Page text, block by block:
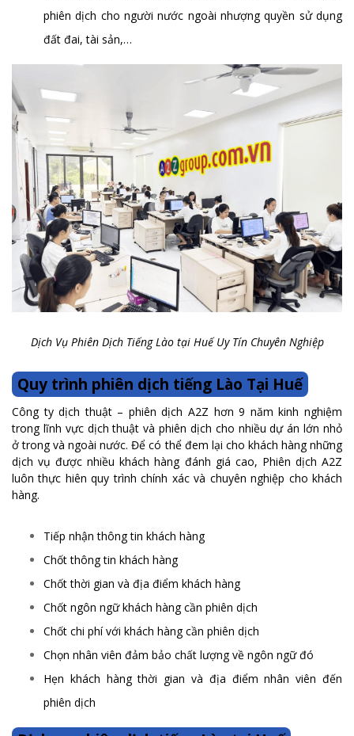
phiên dịch cho người nước ngoài nhượng quyền sử dụng
đất đai, tài sản,…
Dịch Vụ Phiên Dịch Tiếng Lào tại Huế Uy Tín Chuyên Nghiệp
Quy trình phiên dịch tiếng Lào Tại Huế
Công ty dịch thuật – phiên dịch A2Z hơn 9 năm kinh nghiệm
trong lĩnh vực dịch thuật và phiên dịch cho nhiều dự án lớn nhỏ
ở trong và ngoài nước. Để có thể đem lại cho khách hàng những
dịch vụ được nhiều khách hàng đánh giá cao, Phiên dịch A2Z
luôn thực hiên quy trình chính xác và chuyên nghiệp cho khách
hàng.
Tiếp nhận thông tin khách hàng
Chốt thông tin khách hàng
Chốt thời gian và địa điểm khách hàng
Chốt ngôn ngữ khách hàng cần phiên dịch
Chốt chi phí với khách hàng cần phiên dịch
Chọn nhân viên đảm bảo chất lượng về ngôn ngữ đó
Hẹn khách hàng thời gian và địa điểm nhân viên đến
phiên dịch